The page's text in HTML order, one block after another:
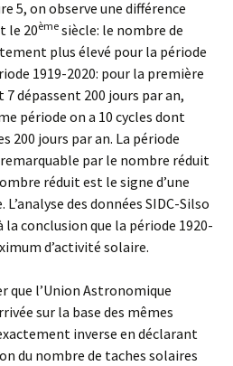
5, on observe une différence
le 20ème siècle: le nombre de
plus élevé pour la période
1919-2020: pour la première
7 dépassent 200 jours par an,
période on a 10 cycles dont
200 jours par an. La période
par le nombre réduit
réduit est le signe d’une
des données SIDC-Silso
la conclusion que la période 1920-
d’activité solaire.
que l’Union Astronomique
sur la base des mêmes
inverse en déclarant
du nombre de taches solaires